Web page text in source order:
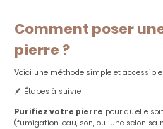
Comment poser
pierre ?
Voici une méthode simple et accessible
🪶 Étapes à suivre
Purifiez votre pierre pour qu’elle
(fumigation, eau, son, ou lune selon sa